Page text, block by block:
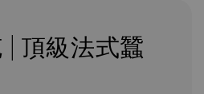
頂級法式蠶